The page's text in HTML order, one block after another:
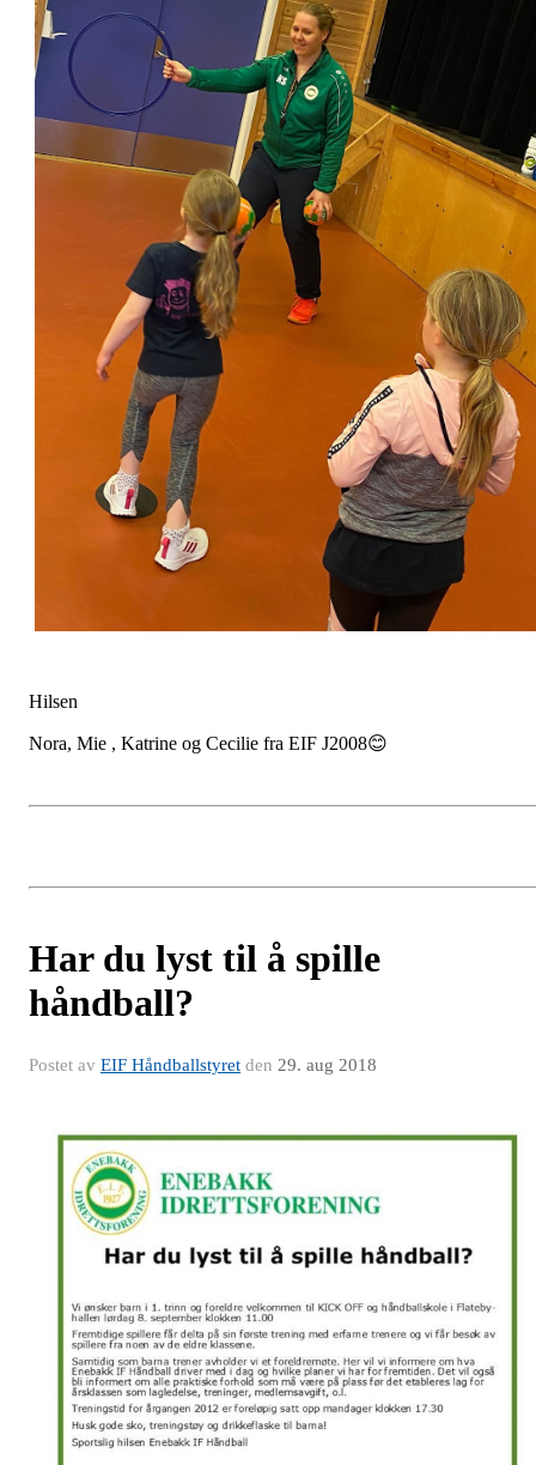
Hilsen
Nora, Mie , Katrine og Cecilie fra EIF J2008😊
Har du lyst til å spille
håndball?
Postet av EIF Håndballstyret den 29. aug 2018